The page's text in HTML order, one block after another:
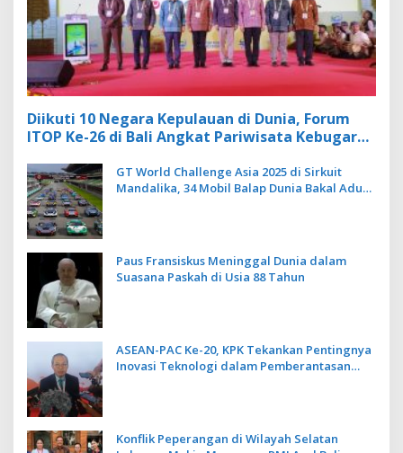
Diikuti 10 Negara Kepulauan di Dunia, Forum
ITOP Ke-26 di Bali Angkat Pariwisata Kebugaran
GT World Challenge Asia 2025 di Sirkuit
Mandalika, 34 Mobil Balap Dunia Bakal Adu
Paus Fransiskus Meninggal Dunia dalam
Suasana Paskah di Usia 88 Tahun
ASEAN-PAC Ke-20, KPK Tekankan Pentingnya
Inovasi Teknologi dalam Pemberantasan
Konflik Peperangan di Wilayah Selatan